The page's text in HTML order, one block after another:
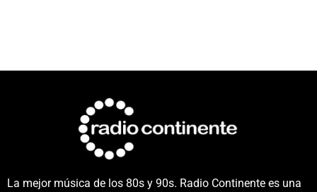
La mejor música de los 80s y 90s. Radio Continente es una